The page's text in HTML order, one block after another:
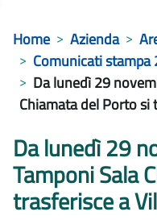
Home Azienda
Comunicati stampa
Da lunedì 29
Chiamata del Porto si
Da lunedì 29
Tamponi Sala
trasferisce a